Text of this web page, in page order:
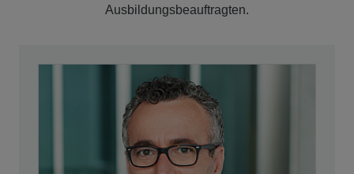
Ausbildungsbeauftragten.